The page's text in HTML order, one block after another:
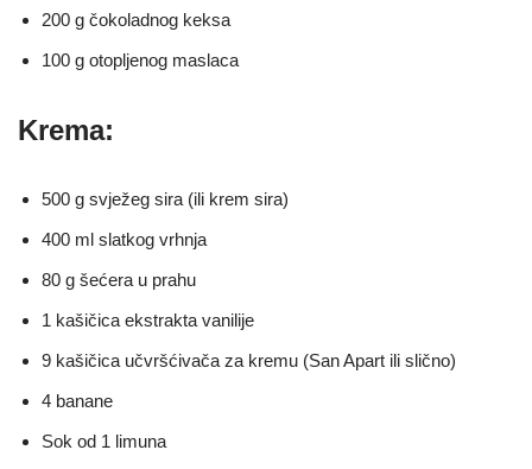
200 g čokoladnog keksa
100 g otopljenog maslaca
Krema:
500 g svježeg sira (ili krem sira)
400 ml slatkog vrhnja
80 g šećera u prahu
1 kašičica ekstrakta vanilije
9 kašičica učvršćivača za kremu (San Apart ili slično)
4 banane
Sok od 1 limuna